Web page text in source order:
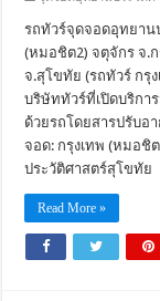
รถทัวร์จุดจอดอุทยาน
(หมอชิต2) จตุจักร จ.
จ.สุโขทัย (รถทัวร์ กรุ
บริษัททัวร์ที่เปิดบริกา
ด้วยรถโดยสารปรับอ
จอด: กรุงเทพ (หมอชิ
ประวัติศาสตร์สุโขทัย
Read More »